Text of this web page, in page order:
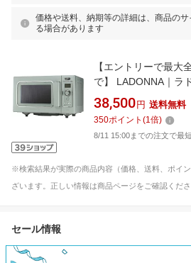
価格や送料、納期等の詳細は、商品の
る場合があります
【エントリーで最大
で】 LADONNA｜ラ
（16L）フラット庫内
DR2-PA [16L]
38,500 円 送料無料
350ポイント (1倍)
8/11 15:00までの注文で最
※検索結果が実際の商品内容（価格、送料、ポイ
ざいます。正しい情報は商品ページをご確認くださ
セール情報